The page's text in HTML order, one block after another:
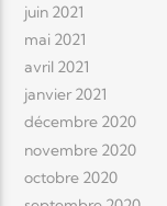
juin 2021
mai 2021
avril 2021
janvier 2021
décembre 2020
novembre 2020
octobre 2020